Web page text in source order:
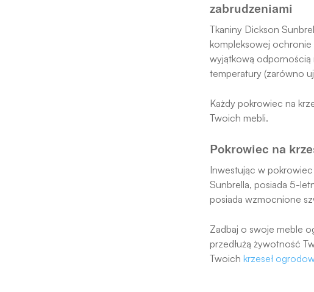
zabrudzeniami
Tkaniny Dickson
kompleksowej ochronie
wyjątkową odpornością
temperatury (zarówno
Każdy pokrowiec na
Twoich mebli.
Pokrowiec na
Inwestując w
Sunbrella, posiada 5-
posiada wzmocnione
Zadbaj o swoje meble
przedłużą żywotność
Twoich krzeseł